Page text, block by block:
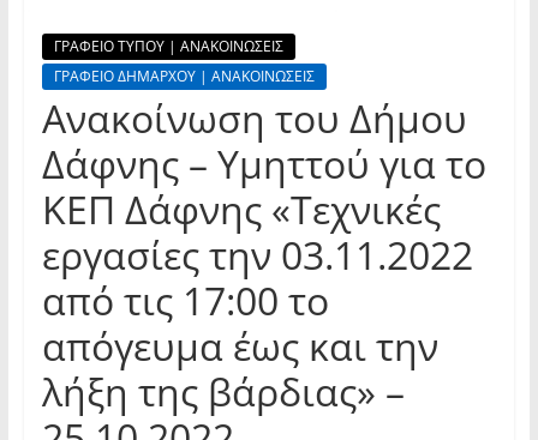
ΓΡΑΦΕΙΟ ΤΥΠΟΥ | ΑΝΑΚΟΙΝΩΣΕΙΣ
ΓΡΑΦΕΙΟ ΔΗΜΑΡΧΟΥ | ΑΝΑΚΟΙΝΩΣΕΙΣ
Ανακοίνωση του Δήμου
Δάφνης – Υμηττού για το
ΚΕΠ Δάφνης «Τεχνικές
εργασίες την 03.11.2022
από τις 17:00 το
απόγευμα έως και την
λήξη της βάρδιας» –